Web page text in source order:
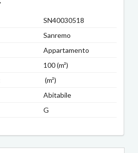
SN40030518
Sanremo
Appartamento
100 (m²)
(m²)
Abitabile
G